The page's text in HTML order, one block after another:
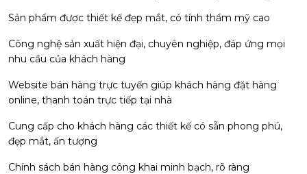
Sản phẩm được thiết kế đẹp mắt, có tính thẩm mỹ cao
Công nghệ sản xuất hiện đại, chuyên nghiệp, đáp ứng mọi
nhu cầu của khách hàng
Website bán hàng trực tuyến giúp khách hàng đặt hàng
online, thanh toán trực tiếp tại nhà
Cung cấp cho khách hàng các thiết kế có sẵn phong phú,
đẹp mắt, ấn tượng
Chính sách bán hàng công khai minh bạch, rõ ràng